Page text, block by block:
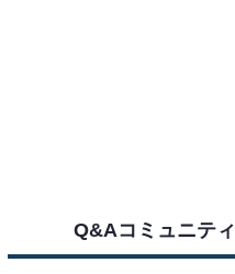
Q&Aコミュニティ